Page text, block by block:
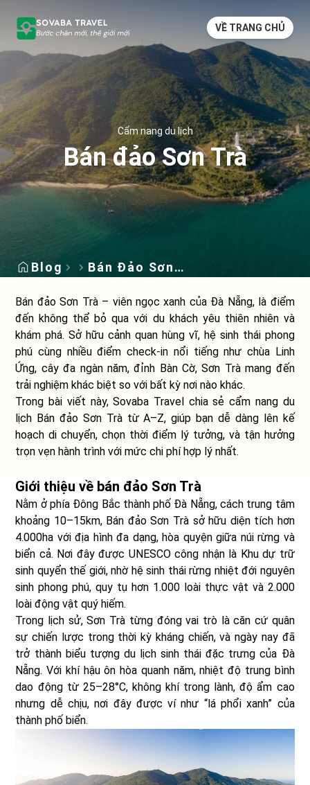
VỀ TRANG CHỦ
Cẩm nang du lịch
Bán đảo Sơn Trà
Blog
Bán Đảo Sơn
Bán đảo Sơn Trà – viên ngọc xanh của Đà Nẵng, là điểm
đến không thể bỏ qua với du khách yêu thiên nhiên và
khám phá. Sở hữu cảnh quan hùng vĩ, hệ sinh thái phong
phú cùng nhiều điểm check-in nổi tiếng như chùa Linh
Ứng, cây đa ngàn năm, đỉnh Bàn Cờ, Sơn Trà mang đến
trải nghiệm khác biệt so với bất kỳ nơi nào khác.
Trong bài viết này, Sovaba Travel chia sẻ cẩm nang du
lịch Bán đảo Sơn Trà từ A–Z, giúp bạn dễ dàng lên kế
hoạch di chuyển, chọn thời điểm lý tưởng, và tận hưởng
trọn vẹn hành trình với mức chi phí hợp lý nhất.
Giới thiệu về bán đảo Sơn Trà
Nằm ở phía Đông Bắc thành phố Đà Nẵng, cách trung tâm
khoảng 10–15km, Bán đảo Sơn Trà sở hữu diện tích hơn
4.000ha với địa hình đa dạng, hòa quyện giữa núi rừng và
biển cả. Nơi đây được UNESCO công nhận là Khu dự trữ
sinh quyển thế giới, nhờ hệ sinh thái rừng nhiệt đới nguyên
sinh phong phú, quy tụ hơn 1.000 loài thực vật và 2.000
loài động vật quý hiếm.
Trong lịch sử, Sơn Trà từng đóng vai trò là căn cứ quân
sự chiến lược trong thời kỳ kháng chiến, và ngày nay đã
trở thành biểu tượng du lịch sinh thái đặc trưng của Đà
Nẵng. Với khí hậu ôn hòa quanh năm, nhiệt độ trung bình
dao động từ 25–28°C, không khí trong lành, độ ẩm cao
nhưng dễ chịu, nơi đây được ví như “lá phổi xanh” của
thành phố biển.